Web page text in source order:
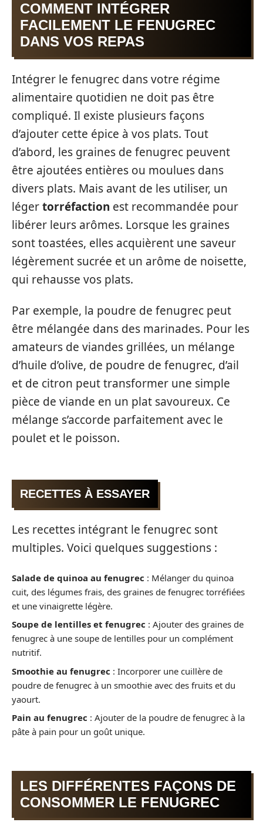
COMMENT INTÉGRER
FACILEMENT LE FENUGREC
DANS VOS REPAS
Intégrer le fenugrec dans votre régime
alimentaire quotidien ne doit pas être
compliqué. Il existe plusieurs façons
d’ajouter cette épice à vos plats. Tout
d’abord, les graines de fenugrec peuvent
être ajoutées entières ou moulues dans
divers plats. Mais avant de les utiliser, un
légertorréfaction est recommandée pour
libérer leurs arômes. Lorsque les graines
sont toastées, elles acquièrent une saveur
légèrement sucrée et un arôme de noisette,
qui rehausse vos plats.
Par exemple, la poudre de fenugrec peut
être mélangée dans des marinades. Pour les
amateurs de viandes grillées, un mélange
d’huile d’olive, de poudre de fenugrec, d’ail
et de citron peut transformer une simple
pièce de viande en un plat savoureux. Ce
mélange s’accorde parfaitement avec le
poulet et le poisson.
RECETTES À ESSAYER
Les recettes intégrant le fenugrec sont
multiples. Voici quelques suggestions :
Salade de quinoa au fenugrec : Mélanger du quinoa
cuit, des légumes frais, des graines de fenugrec torréfiées
et une vinaigrette légère.
Soupe de lentilles et fenugrec : Ajouter des graines de
fenugrec à une soupe de lentilles pour un complément
nutritif.
Smoothie au fenugrec : Incorporer une cuillère de
poudre de fenugrec à un smoothie avec des fruits et du
yaourt.
Pain au fenugrec : Ajouter de la poudre de fenugrec à la
pâte à pain pour un goût unique.
LES DIFFÉRENTES FAÇONS DE
CONSOMMER LE FENUGREC